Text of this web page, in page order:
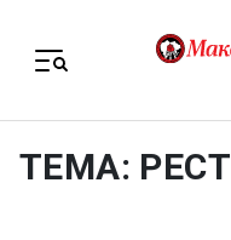
ТЕМА: